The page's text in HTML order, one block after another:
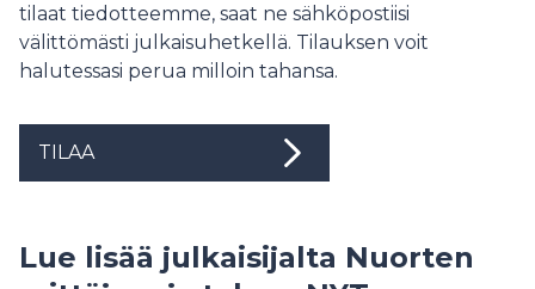
tilaat tiedotteemme, saat ne sähköpostiisi
välittömästi julkaisuhetkellä. Tilauksen voit
halutessasi perua milloin tahansa.
TILAA
Lue lisää julkaisijalta Nuorten